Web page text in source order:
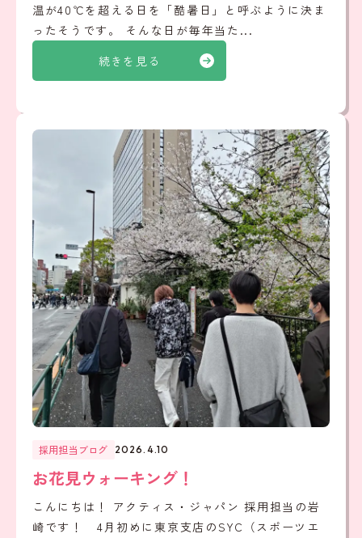
続きを見る
温が40℃を超える日を「酷暑日」と呼ぶように決ま
ったそうです。 そんな日が毎年当た...
採用担当ブログ 2026.4.10
お花見ウォーキング！
こんにちは！ アクティス・ジャパン 採用担当の岩
崎です！ 4月初めに東京支店のSYC（スポーツエ